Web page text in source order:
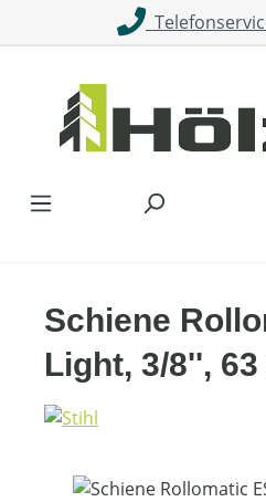
Zum Hauptinhalt springen
Schiene
Light, 3/8'', 63
Bildergalerie überspringen